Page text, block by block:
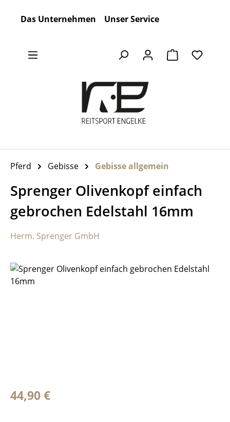
Das Unternehmen Unser Service
Warenkorb
Pferd Gebisse Gebisse allgemein
Sprenger Olivenkopf einfach
gebrochen Edelstahl 16mm
Herm. Sprenger GmbH
Bildergalerie überspringen
Regulärer Preis:
44,90 €